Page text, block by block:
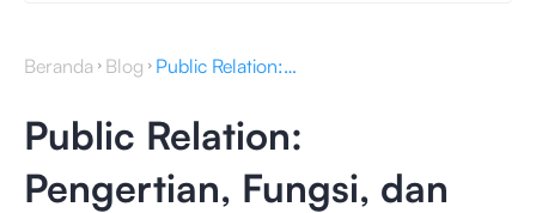
Beranda Blog Public Relation: Pengertian, Fungsi, dan Skill
Public Relation:
Pengertian, Fungsi, dan